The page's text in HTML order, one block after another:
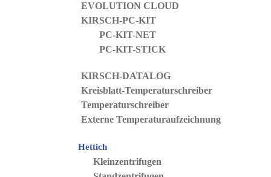
EVOLUTION CLOUD
KIRSCH-PC-KIT
PC-KIT-NET
PC-KIT-STICK
KIRSCH-DATALOG
Kreisblatt-Temperaturschreiber
Temperaturschreiber
Externe Temperaturaufzeichnung
Hettich
Kleinzentrifugen